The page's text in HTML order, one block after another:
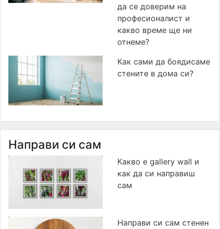
да се доверим на
професионалист и
какво време ще ни
отнеме?
Как сами да боядисаме
стените в дома си?
Направи си сам
Какво е gallery wall и
как да си направиш
сам
Направи си сам стенен